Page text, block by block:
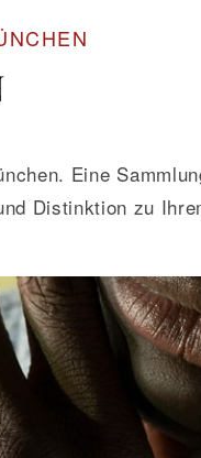
Eine
Distinktion zu